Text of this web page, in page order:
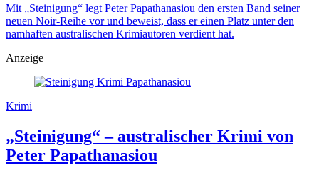
Mit „Steinigung“ legt Peter Papathanasiou den ersten Band seiner
neuen Noir-Reihe vor und beweist, dass er einen Platz unter den
namhaften australischen Krimiautoren verdient hat.
Anzeige
Krimi
„Steinigung“ – australischer Krimi von
Peter Papathanasiou